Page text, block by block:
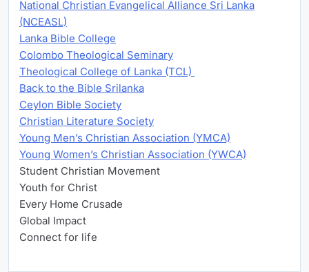
National Christian Evangelical Alliance Sri Lanka
(NCEASL)
Lanka Bible College
Colombo Theological Seminary
Theological College of Lanka (TCL)
Back to the Bible Srilanka
Ceylon Bible Society
Christian Literature Society
Young Men’s Christian Association (YMCA)
Young Women’s Christian Association (YWCA)
Student Christian Movement
Youth for Christ
Every Home Crusade
Global Impact
Connect for life